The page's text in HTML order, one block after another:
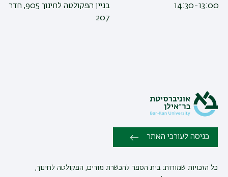
בניין הפקולטה לחינוך 905, חדר
207
כניסה לעורכי האתר
כל הזכויות שמורות: בית הספר להכשרת מורים, הפקולטה לחינוך,